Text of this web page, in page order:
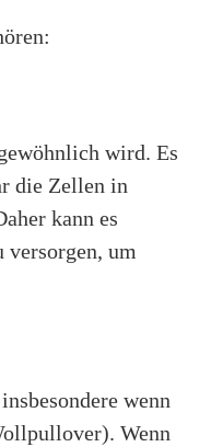
wird. Es
die Zellen in
kann es
um
wenn
Wenn